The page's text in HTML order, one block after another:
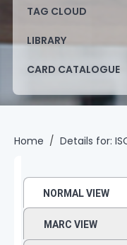
TAG CLOUD
LIBRARY
CARD CATALOGUE
Home Details for:
NORMAL VIEW
MARC VIEW